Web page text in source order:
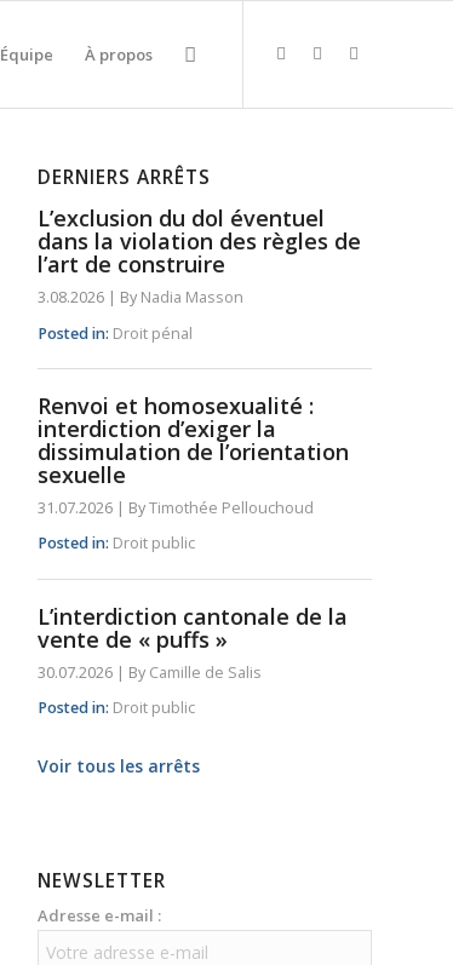
Équipe À propos
DERNIERS ARRÊTS
L’exclusion du dol éventuel
dans la violation des règles de
l’art de construire
3.08.2026 | By Nadia Masson
Posted in: Droit pénal
Renvoi et homosexualité :
interdiction d’exiger la
dissimulation de l’orientation
sexuelle
31.07.2026 | ByTimothée Pellouchoud
Posted in: Droit public
L’interdiction cantonale de la
vente de « puffs »
30.07.2026 | By Camille de Salis
Posted in: Droit public
Voir tous les arrêts
NEWSLETTER
Adresse e-mail :